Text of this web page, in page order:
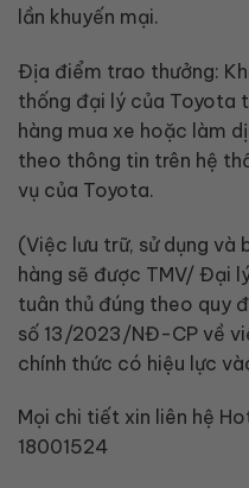
lần khuyến mại.
Địa điểm trao thưởng:
thống đại lý của Toyota
hàng mua xe hoặc làm
theo thông tin trên hệ
vụ của Toyota.
(Việc lưu trữ, sử dụng
hàng sẽ được TMV/ Đại
tuân thủ đúng theo quy
số 13/2023/NĐ-CP về
chính thức có hiệu lực
Mọi chi tiết xin liên hệ
18001524